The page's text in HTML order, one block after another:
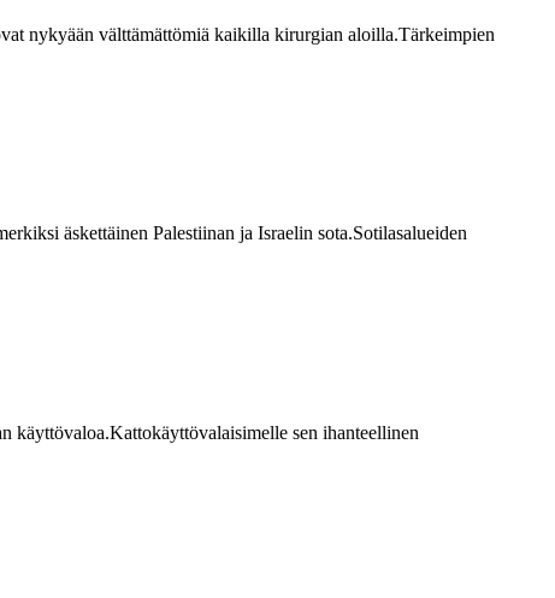
nykyään välttämättömiä kaikilla kirurgian aloilla.Tärkeimpien
äskettäinen Palestiinan ja Israelin sota.Sotilasalueiden
käyttövaloa.Kattokäyttövalaisimelle sen ihanteellinen